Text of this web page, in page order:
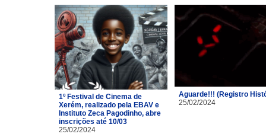
1º Festival de Cinema de
Xerém, realizado pela EBAV e
Instituto Zeca Pagodinho, abre
inscrições até 10/03
25/02/2024
Aguarde!!! (Registro
25/02/2024